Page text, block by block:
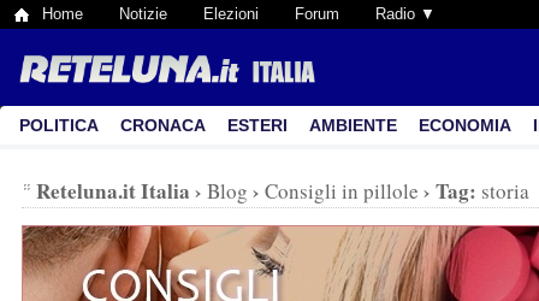
Home Notizie Elezioni Forum Radio ▼
POLITICA CRONACA ESTERI AMBIENTE ECONOMIA
Reteluna.it Italia › Blog › Consigli in pillole › Tag: storia